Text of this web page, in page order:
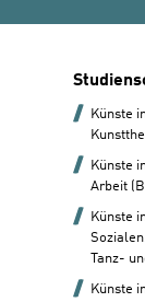
Künste
Künste
Arbeit
Künste
Tanz-
Künste